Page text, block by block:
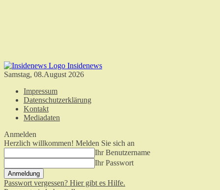
Insidenews
Samstag, 08.August 2026
Impressum
Datenschutzerklärung
Kontakt
Mediadaten
Anmelden
Herzlich willkommen! Melden Sie sich an
Ihr Benutzername
Ihr Passwort
Passwort vergessen? Hier gibt es Hilfe.